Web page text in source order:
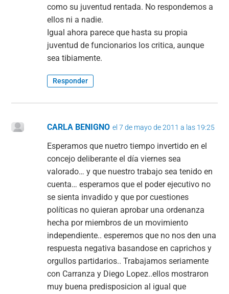
como su juventud rentada. No respondemos a
ellos ni a nadie.
Igual ahora parece que hasta su propia
juventud de funcionarios los critica, aunque
sea tibiamente.
Responder
CARLA BENIGNO el 7 de mayo de 2011 a las 19:25
Esperamos que nuetro tiempo invertido en el
concejo deliberante el día viernes sea
valorado… y que nuestro trabajo sea tenido en
cuenta… esperamos que el poder ejecutivo no
se sienta invadido y que por cuestiones
políticas no quieran aprobar una ordenanza
hecha por miembros de un movimiento
independiente.. esperemos que no nos den una
respuesta negativa basandose en caprichos y
orgullos partidarios.. Trabajamos seriamente
con Carranza y Diego Lopez..ellos mostraron
muy buena predisposicion al igual que